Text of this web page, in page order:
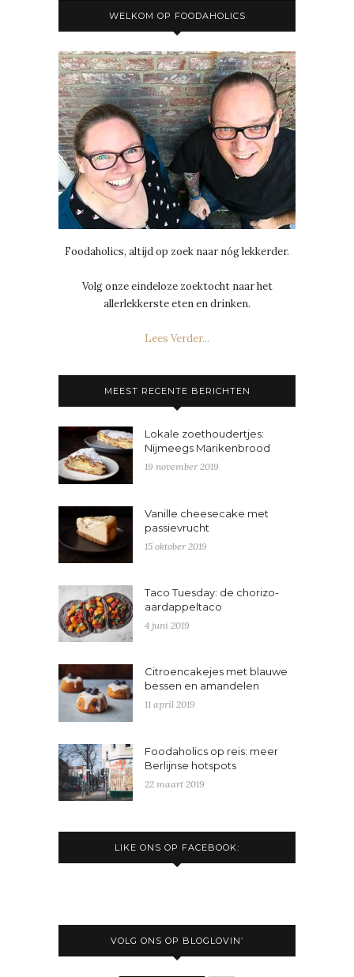
WELKOM OP FOODAHOLICS
Foodaholics, altijd op zoek naar nóg lekkerder.
Volg onze eindeloze zoektocht naar het
allerlekkerste eten en drinken.
Lees Verder...
MEEST RECENTE BERICHTEN
Lokale zoethoudertjes:
Nijmeegs Marikenbrood
19 november 2019
Vanille cheesecake met
passievrucht
15 oktober 2019
Taco Tuesday: de chorizo-
aardappeltaco
4 juni 2019
Citroencakejes met blauwe
bessen en amandelen
11 april 2019
Foodaholics op reis: meer
Berlijnse hotspots
22 maart 2019
LIKE ONS OP FACEBOOK:
VOLG ONS OP BLOGLOVIN’